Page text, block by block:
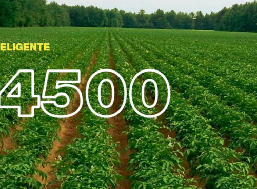
info@controlagro.com
Empresa Control Agro Telemetric Servicio Técnico
Descargas Contactos Código de Programador